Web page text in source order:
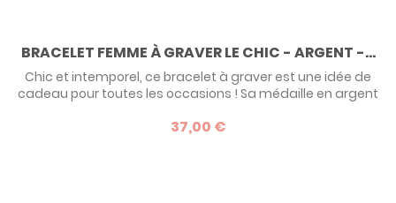
BRACELET FEMME À GRAVER LE CHIC - ARGENT -...
Chic et intemporel, ce bracelet à graver est une idée de
cadeau pour toutes les occasions ! Sa médaille en argent
détails dans le descriptif ci-dessous.
37,00 €